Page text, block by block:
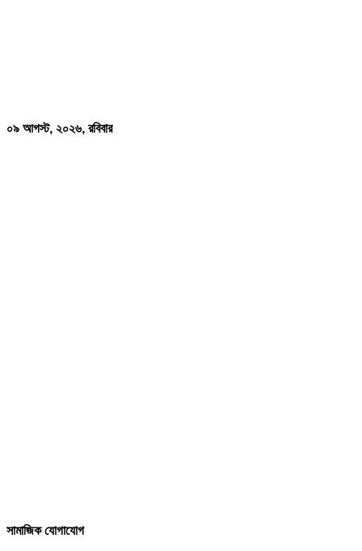
০৯ আগস্ট, ২০২৬, রবিবার
সামাজিক যোগাযোগ